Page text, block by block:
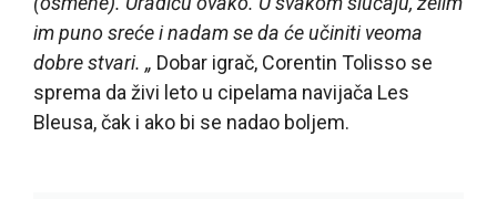
im puno sreće i nadam se da će učiniti veoma
dobre stvari. „ Dobar igrač, Corentin Tolisso se
sprema da živi leto u cipelama navijača Les
Bleusa, čak i ako bi se nadao boljem.